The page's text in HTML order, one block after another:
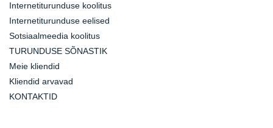
Internetiturunduse koolitus
Internetiturunduse eelised
Sotsiaalmeedia koolitus
TURUNDUSE SÕNASTIK
Meie kliendid
Kliendid arvavad
KONTAKTID